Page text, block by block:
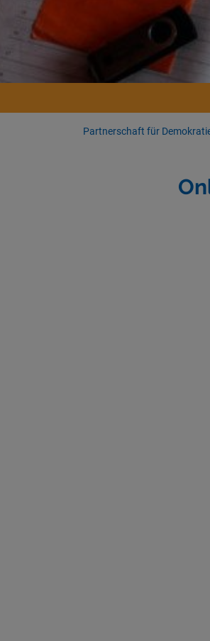
Partnerschaft für